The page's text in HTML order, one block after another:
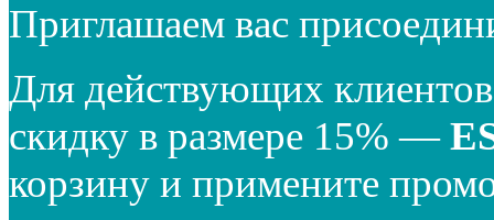
Приглашаем вас
Для действующих
скидку в размере 15% —
корзину и примените